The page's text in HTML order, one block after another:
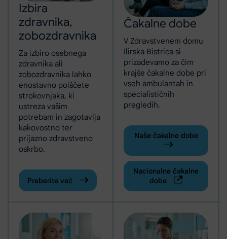
Izbira
zdravnika,
zobozdravnika
Za izbiro osebnega
zdravnika ali
zobozdravnika lahko
enostavno poiščete
strokovnjaka, ki
ustreza vašim
potrebam in zagotavlja
kakovostno ter
prijazno zdravstveno
oskrbo.
Preberite več
Čakalne dobe
V Zdravstvenem domu
Ilirska Bistrica si
prizadevamo za čim
krajše čakalne dobe pri
vseh ambulantah in
specialističnih
pregledih.
Naše čakalne dobe
Nacionalne čakalne
dobe